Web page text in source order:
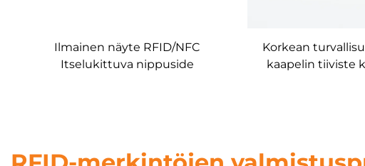
Ilmainen näyte RFID/NFC
Itselukittuva nippuside
Korkean
kaapelin tiiviste